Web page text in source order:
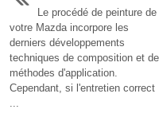
Le procédé de peinture de
votre Mazda incorpore les
derniers développements
techniques de composition et de
méthodes d'application.
Cependant, si l'entretien correct
...